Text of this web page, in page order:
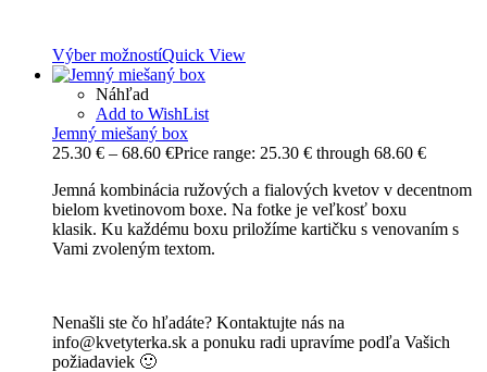
Výber možnostíQuick View
Náhľad
Add to WishList
Jemný miešaný box
25.30 € – 68.60 €Price range: 25.30 € through 68.60 €
Jemná kombinácia ružových a fialových kvetov v decentnom
bielom kvetinovom boxe. Na fotke je veľkosť boxu
klasik. Ku každému boxu priložíme kartičku s venovaním s
Vami zvoleným textom.
Nenašli ste čo hľadáte? Kontaktujte nás na
info@kvetyterka.sk a ponuku radi upravíme podľa Vašich
požiadaviek 🙂